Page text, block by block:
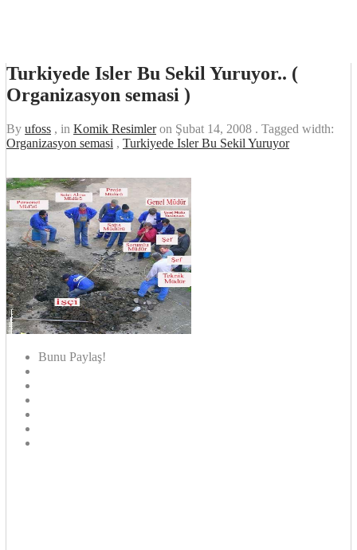
Turkiyede Isler Bu Sekil Yuruyor.. (
Organizasyon semasi )
By ufoss , in Komik Resimleron Şubat 14, 2008 . Tagged width:
Organizasyon semasi , Turkiyede Isler Bu Sekil Yuruyor
Bunu Paylaş!